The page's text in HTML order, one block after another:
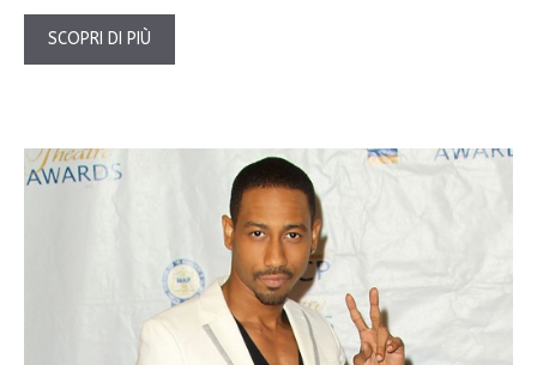
SCOPRI DI PIÙ